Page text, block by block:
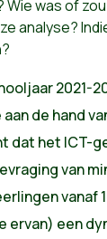
was of
analyse?
2021-
de hand
dat het ICT-
van
vanaf
ervan) een